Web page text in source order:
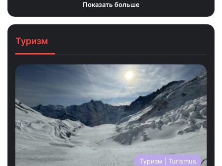
Показать больше
Туризм
Туризм | Turismus